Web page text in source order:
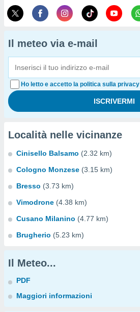
Il meteo via e-mail
Ho letto e accetto la politica sulla privacy
Località nelle vicinanze
Cinisello Balsamo (2.32 km)
Cologno Monzese (3.15 km)
Bresso (3.73 km)
Vimodrone (4.38 km)
Cusano Milanino (4.77 km)
Brugherio (5.23 km)
Il Meteo...
PDF
Maggiori informazioni